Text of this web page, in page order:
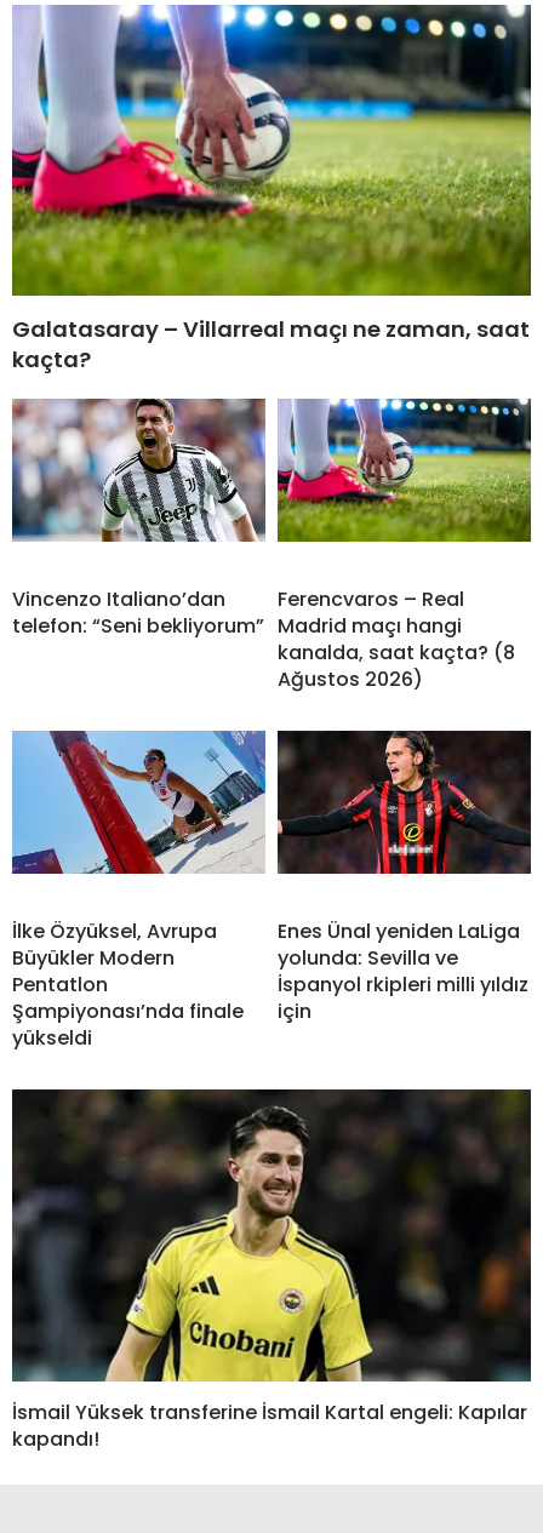
Galatasaray – Villarreal maçı ne zaman, saat
kaçta?
Vincenzo Italiano’dan
telefon: “Seni bekliyorum”
Ferencvaros – Real
Madrid maçı hangi
kanalda, saat kaçta? (8
Ağustos 2026)
İlke Özyüksel, Avrupa
Büyükler Modern
Pentatlon
Şampiyonası’nda finale
yükseldi
Enes Ünal yeniden LaLiga
yolunda: Sevilla ve
İspanyol rkipleri milli yıldız
için
İsmail Yüksek transferine İsmail Kartal engeli: Kapılar
kapandı!